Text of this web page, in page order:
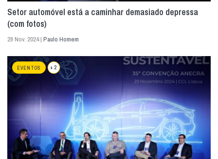
Setor automóvel está a caminhar demasiado depressa
(com fotos)
29 Nov. 2024 | Paulo Homem
EVENTOS + 2